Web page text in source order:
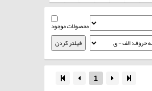
محصولات موجود
1